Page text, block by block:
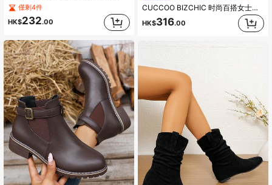
僅剩4件
HK$232.00
CUCCOO BIZCHIC 时尚百搭女士踝靴，棕色，粗跟，低帮，秋季新款，侧拉链，搭扣，短筒，圆头，舒适百搭，适合春假、复活节、圣诞节等各种场合穿着。
HK$316.00